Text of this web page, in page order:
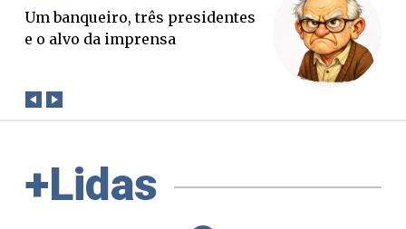
O Boato corre mais rápido que a
verdade. Mas quem paga a
+Lidas